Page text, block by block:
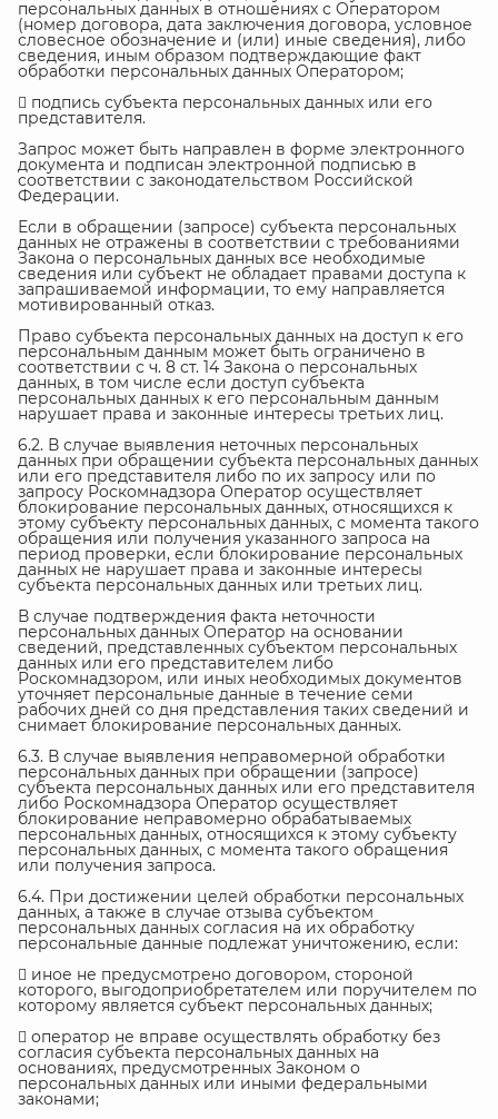
персональных данных в отношениях с Оператором
(номер договора, дата заключения договора, условное
словесное обозначение и (или) иные сведения), либо
сведения, иным образом подтверждающие факт
обработки персональных данных Оператором;
 подпись субъекта персональных данных или его
представителя.
Запрос может быть направлен в форме электронного
документа и подписан электронной подписью в
соответствии с законодательством Российской
Федерации.
Если в обращении (запросе) субъекта персональных
данных не отражены в соответствии с требованиями
Закона о персональных данных все необходимые
сведения или субъект не обладает правами доступа к
запрашиваемой информации, то ему направляется
мотивированный отказ.
Право субъекта персональных данных на доступ к его
персональным данным может быть ограничено в
соответствии с ч. 8 ст. 14 Закона о персональных
данных, в том числе если доступ субъекта
персональных данных к его персональным данным
нарушает права и законные интересы третьих лиц.
6.2. В случае выявления неточных персональных
данных при обращении субъекта персональных данных
или его представителя либо по их запросу или по
запросу Роскомнадзора Оператор осуществляет
блокирование персональных данных, относящихся к
этому субъекту персональных данных, с момента такого
обращения или получения указанного запроса на
период проверки, если блокирование персональных
данных не нарушает права и законные интересы
субъекта персональных данных или третьих лиц.
В случае подтверждения факта неточности
персональных данных Оператор на основании
сведений, представленных субъектом персональных
данных или его представителем либо
Роскомнадзором, или иных необходимых документов
уточняет персональные данные в течение семи
рабочих дней со дня представления таких сведений и
снимает блокирование персональных данных.
6.3. В случае выявления неправомерной обработки
персональных данных при обращении (запросе)
субъекта персональных данных или его представителя
либо Роскомнадзора Оператор осуществляет
блокирование неправомерно обрабатываемых
персональных данных, относящихся к этому субъекту
персональных данных, с момента такого обращения
или получения запроса.
6.4. При достижении целей обработки персональных
данных, а также в случае отзыва субъектом
персональных данных согласия на их обработку
персональные данные подлежат уничтожению, если:
 иное не предусмотрено договором, стороной
которого, выгодоприобретателем или поручителем по
которому является субъект персональных данных;
 оператор не вправе осуществлять обработку без
согласия субъекта персональных данных на
основаниях, предусмотренных Законом о
персональных данных или иными федеральными
законами;